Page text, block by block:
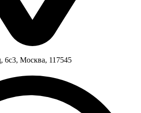
6с3, Москва, 117545